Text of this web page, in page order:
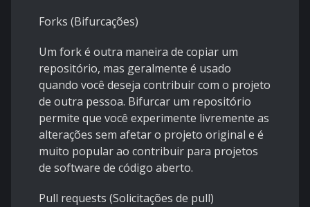
Forks (Bifurcações)
Um fork é outra maneira de copiar um
repositório, mas geralmente é usado
quando você deseja contribuir com o projeto
de outra pessoa. Bifurcar um repositório
permite que você experimente livremente as
alterações sem afetar o projeto original e é
muito popular ao contribuir para projetos
de software de código aberto.
Pull requests (Solicitações de pull)